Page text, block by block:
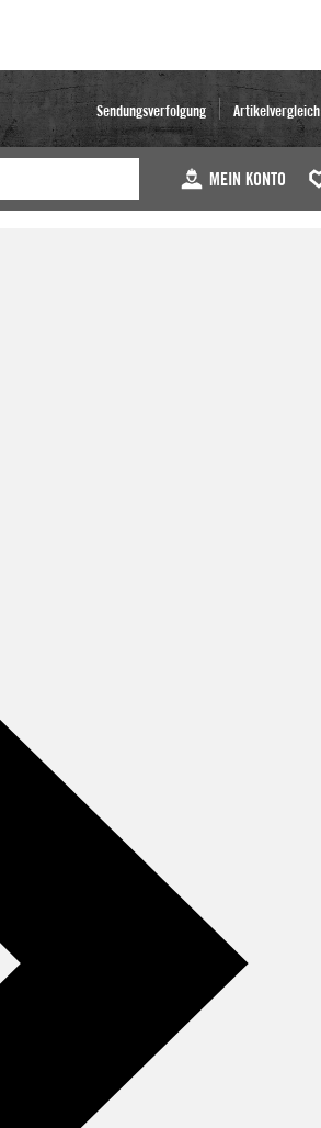
Sendungsverfolgung Artikelvergleich
MEIN KONTO